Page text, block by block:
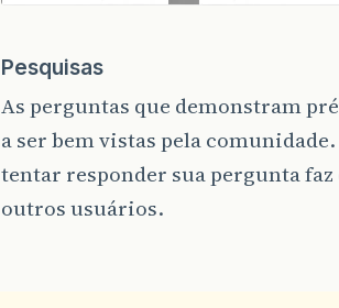
Pesquisas
As perguntas que demonstram
a ser bem vistas pela
tentar responder sua pergunta
outros usuários.